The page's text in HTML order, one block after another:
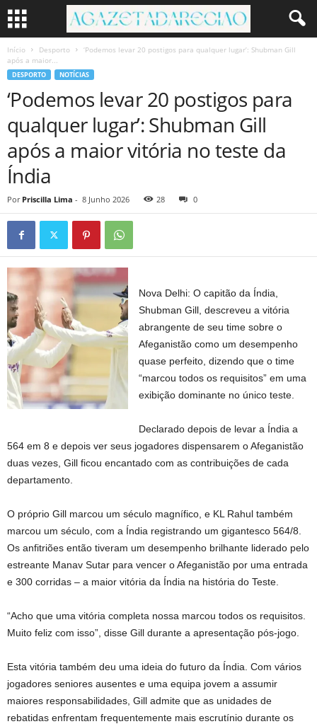
Início Desporto
‘Podemos levar 20 postigos para qualquer lugar’: Shubman Gill
após a maior...
DESPORTO NOTÍCIAS
‘Podemos levar 20 postigos para
qualquer lugar’: Shubman Gill
após a maior vitória no teste da
Índia
Por Priscilla Lima - 8 Junho 2026 28 0
Nova Delhi: O capitão da Índia,
Shubman Gill, descreveu a vitória
abrangente de seu time sobre o
Afeganistão como um desempenho
quase perfeito, dizendo que o time
“marcou todos os requisitos” em uma
exibição dominante no único teste.
Declarado depois de levar a Índia a
564 em 8 e depois ver seus jogadores dispensarem o Afeganistão
duas vezes, Gill ficou encantado com as contribuições de cada
departamento.
O próprio Gill marcou um século magnífico, e KL Rahul também
marcou um século, com a Índia registrando um gigantesco 564/8.
Os anfitriões então tiveram um desempenho brilhante liderado pelo
estreante Manav Sutar para vencer o Afeganistão por uma entrada
e 300 corridas – a maior vitória da Índia na história do Teste.
“Acho que uma vitória completa nossa marcou todos os requisitos.
Muito feliz com isso”, disse Gill durante a apresentação pós-jogo.
Esta vitória também deu uma ideia do futuro da Índia. Com vários
jogadores seniores ausentes e uma equipa jovem a assumir
maiores responsabilidades, Gill admite que as unidades de
rebatidas enfrentam frequentemente mais escrutínio durante os